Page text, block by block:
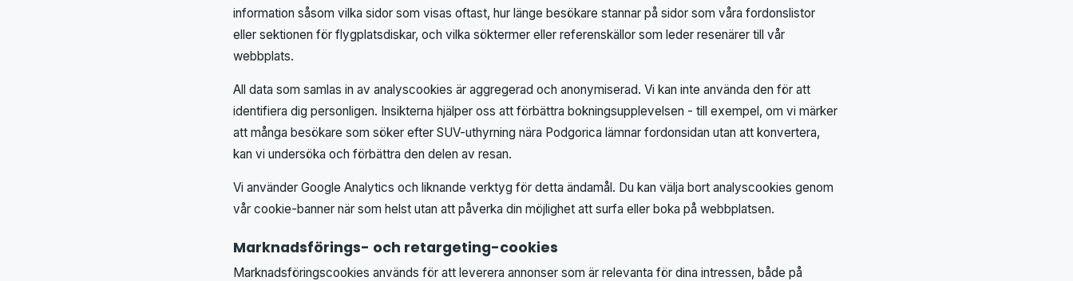
information såsom vilka sidor som visas oftast, hur länge besökare stannar på sidor som våra fordonslistor
eller sektionen för flygplatsdiskar, och vilka söktermer eller referenskällor som leder resenärer till vår
webbplats.
All data som samlas in av analyscookies är aggregerad och anonymiserad. Vi kan inte använda den för att
identifiera dig personligen. Insikterna hjälper oss att förbättra bokningsupplevelsen - till exempel, om vi märker
att många besökare som söker efter SUV-uthyrning nära Podgorica lämnar fordonsidan utan att konvertera,
kan vi undersöka och förbättra den delen av resan.
Vi använder Google Analytics och liknande verktyg för detta ändamål. Du kan välja bort analyscookies genom
vår cookie-banner när som helst utan att påverka din möjlighet att surfa eller boka på webbplatsen.
Marknadsförings- och retargeting-cookies
Marknadsföringscookies används för att leverera annonser som är relevanta för dina intressen, både på